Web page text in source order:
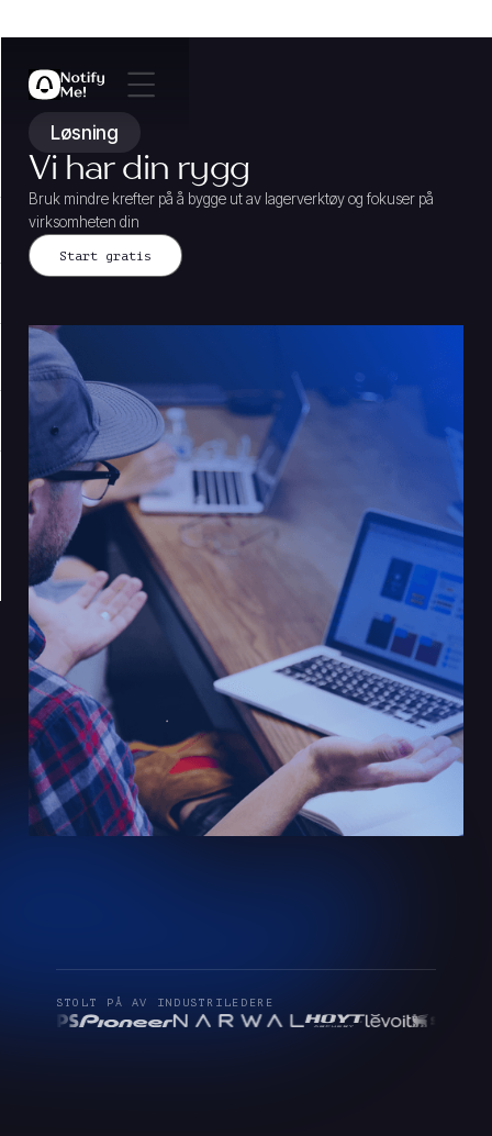
Løsning
Vi har din rygg
Bruk mindre krefter på å bygge ut av lagerverktøy og fokuser på
virksomheten din
Start gratis
STOLT PÅ AV INDUSTRILEDERE